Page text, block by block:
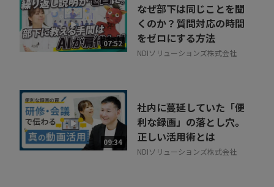
07:52
なぜ部下は同じことを聞
くのか？質問対応の時間
をゼロにする方法
NDIソリューションズ株式会社
09:34
社内に蔓延していた「便
利な録画」の落とし穴。
正しい活用術とは
NDIソリューションズ株式会社